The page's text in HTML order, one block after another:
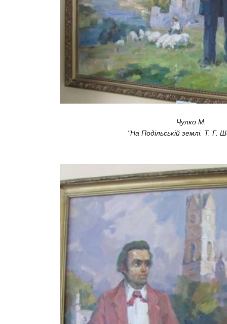
Чулко М.
"На Подільській землі. Т. Г.